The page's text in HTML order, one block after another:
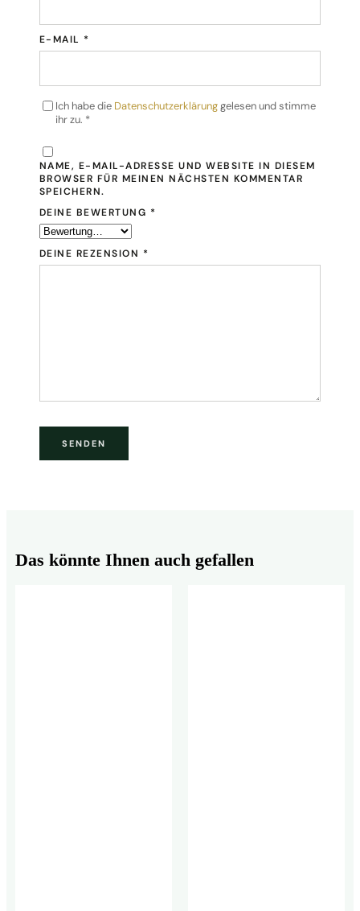
E-MAIL *
Ich habe die Datenschutzerklärunggelesen und stimme
ihr zu. *
NAME, E-MAIL-ADRESSE UND WEBSITE IN DIESEM
BROWSER FÜR MEINEN NÄCHSTEN KOMMENTAR
SPEICHERN.
DEINE BEWERTUNG *
DEINE REZENSION *
Das könnte Ihnen auch gefallen